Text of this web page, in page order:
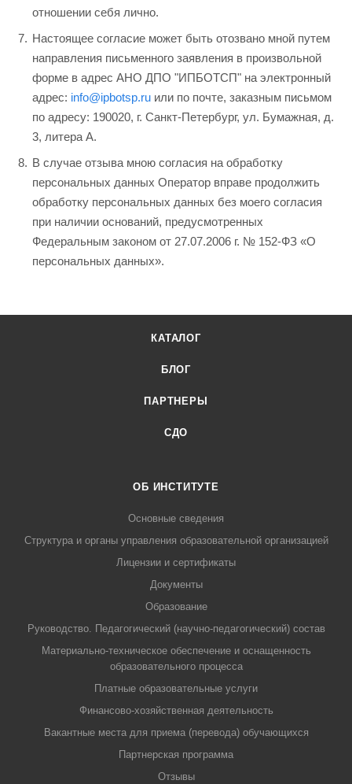
отношении себя лично.
Настоящее согласие может быть отозвано мной путем
направления письменного заявления в произвольной
форме в адрес АНО ДПО "ИПБОТСП" на электронный
адрес: info@ipbotsp.ru или по почте, заказным письмом
по адресу: 190020, г. Санкт-Петербург, ул. Бумажная, д.
3, литера А.
В случае отзыва мною согласия на обработку
персональных данных Оператор вправе продолжить
обработку персональных данных без моего согласия
при наличии оснований, предусмотренных
Федеральным законом от 27.07.2006 г. № 152-ФЗ «О
персональных данных».
КАТАЛОГ
БЛОГ
ПАРТНЕРЫ
СДО
ОБ ИНСТИТУТЕ
Основные сведения
Структура и органы управления образовательной организацией
Лицензии и сертификаты
Документы
Образование
Руководство. Педагогический (научно-педагогический) состав
Материально-техническое обеспечение и оснащенность
образовательного процесса
Платные образовательные услуги
Финансово-хозяйственная деятельность
Вакантные места для приема (перевода) обучающихся
Партнерская программа
Отзывы